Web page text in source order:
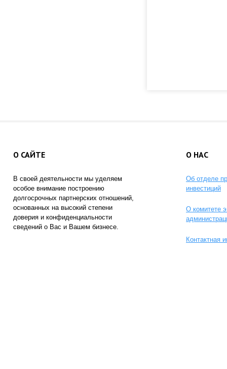
О САЙТЕ
В своей деятельности мы уделяем
особое внимание построению
долгосрочных партнерских отношений,
основанных на высокий степени
доверия и конфиденциальности
сведений о Вас и Вашем бизнесе.
О НАС
Об отделе
инвестиций
О комитете
Контактная